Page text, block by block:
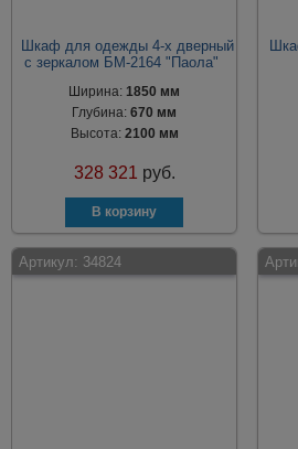
Шкаф для одежды 4-х дверный
с зеркалом БМ-2164 "Паола"
Ширина:1850 мм
Глубина:670 мм
Высота: 2100 мм
328 321 руб.
Артикул: 34824